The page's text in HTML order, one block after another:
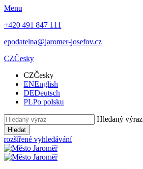
Menu
+420 491 847 111
epodatelna@jaromer-josefov.cz
CZČesky
CZČesky
ENEnglish
DEDeutsch
PLPo polsku
Hledaný výraz
Hledat
rozšířené vyhledávání